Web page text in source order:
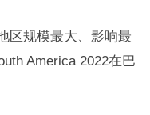
区规模最大、影响最
America 2022在巴